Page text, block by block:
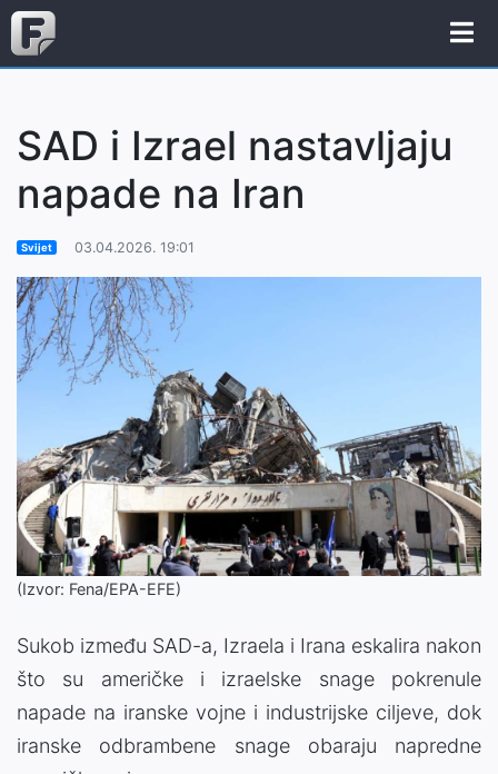
SAD i Izrael nastavljaju
napade na Iran
Svijet 03.04.2026. 19:01
(Izvor: Fena/EPA-EFE)
Sukob između SAD-a, Izraela i Irana eskalira nakon
što su američke i izraelske snage pokrenule
napade na iranske vojne i industrijske ciljeve, dok
iranske odbrambene snage obaraju napredne